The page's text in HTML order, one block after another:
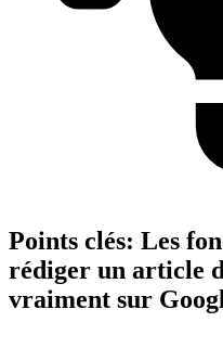
Points clés: Les
rédiger un article
vraiment sur